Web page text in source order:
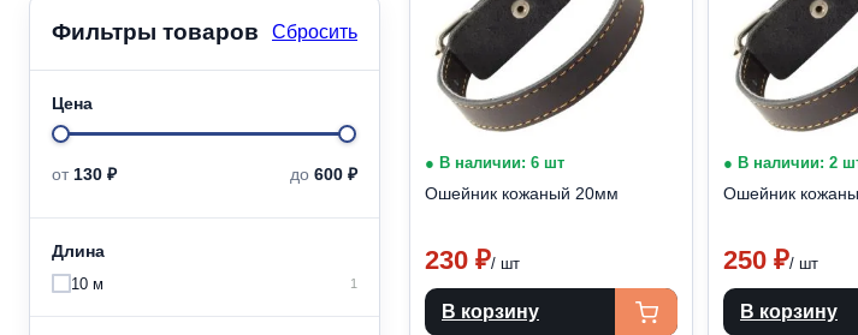
Фильтры товаров Сбросить
Цена
Минимальная
Максимальная
от 130 ₽ до 600 ₽
Длина
10 м 1
● В наличии: 6 шт
Ошейник кожаный 20мм
230 ₽/ шт
В корзину
● В наличии: 2
Ошейник
250 ₽/ шт
В корзину